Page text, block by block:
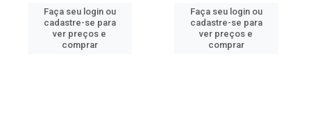
Faça seu login ou
cadastre-se para
ver preços e
comprar
Faça seu login ou
cadastre-se para
ver preços e
comprar